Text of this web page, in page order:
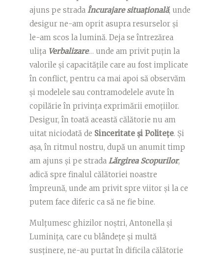
ajuns pe strada Încurajare situațională, unde
desigur ne-am oprit asupra resurselor și
le-am scos la lumină. Deja se întrezărea
ulița Verbalizare… unde am privit puțin la
valorile și capacitățile care au fost implicate
în conflict, pentru ca mai apoi să observăm
și modelele sau contramodelele avute în
copilărie în privința exprimării emoțiilor.
Desigur, în toată această călătorie nu am
uitat niciodată de Sinceritate și Politețe. Și
așa, în ritmul nostru, după un anumit timp
am ajuns și pe strada Lărgirea Scopurilor,
adică spre finalul călătoriei noastre
împreună, unde am privit spre viitor și la ce
putem face diferic ca să ne fie bine.
Mulțumesc ghizilor noștri, Antonella și
Luminița, care cu blândețe și multă
susținere, ne-au purtat în dificila călătorie